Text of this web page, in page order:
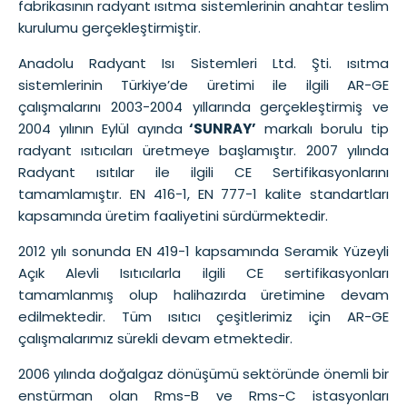
fabrikasının radyant ısıtma sistemlerinin anahtar teslim
kurulumu gerçekleştirmiştir.
Anadolu Radyant Isı Sistemleri Ltd. Şti. ısıtma
sistemlerinin Türkiye’de üretimi ile ilgili AR-GE
çalışmalarını 2003-2004 yıllarında gerçekleştirmiş ve
2004 yılının Eylül ayında ‘SUNRAY’ markalı borulu tip
radyant ısıtıcıları üretmeye başlamıştır. 2007 yılında
Radyant ısıtılar ile ilgili CE Sertifikasyonlarını
tamamlamıştır. EN 416-1, EN 777-1 kalite standartları
kapsamında üretim faaliyetini sürdürmektedir.
2012 yılı sonunda EN 419-1 kapsamında Seramik Yüzeyli
Açık Alevli Isıtıcılarla ilgili CE sertifikasyonları
tamamlanmış olup halihazırda üretimine devam
edilmektedir. Tüm ısıtıcı çeşitlerimiz için AR-GE
çalışmalarımız sürekli devam etmektedir.
2006 yılında doğalgaz dönüşümü sektöründe önemli bir
enstürman olan Rms-B ve Rms-C istasyonları